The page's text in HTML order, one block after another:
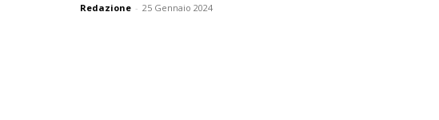
Redazione - 25 Gennaio 2024